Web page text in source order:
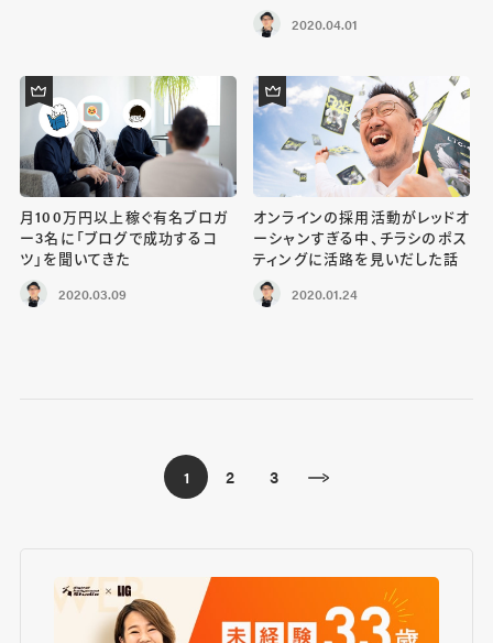
2020.04.01
月100万円以上稼ぐ有名ブロガ
ー3名に「ブログで成功するコ
ツ」を聞いてきた
2020.03.09
オンラインの採用活動がレッドオ
ーシャンすぎる中、チラシのポス
ティングに活路を見いだした話
2020.01.24
1 2 3